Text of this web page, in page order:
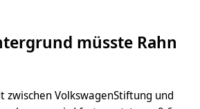
müsste Rahn
zwischen VolkswagenStiftung und